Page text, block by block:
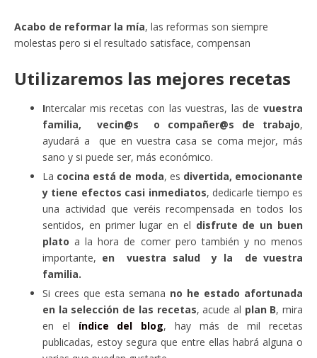
Acabo de reformar la mía, las reformas son siempre
molestas pero si el resultado satisface, compensan
Utilizaremos las mejores recetas
Intercalar mis recetas con las vuestras, las de vuestra
familia, vecin@s o compañer@s de trabajo,
ayudará a que en vuestra casa se coma mejor, más
sano y si puede ser, más económico.
La cocina está de moda, es divertida, emocionante
y tiene efectos casi inmediatos, dedicarle tiempo es
una actividad que veréis recompensada en todos los
sentidos, en primer lugar en el disfrute de un buen
plato a la hora de comer pero también y no menos
importante, en vuestra salud y la de vuestra
familia.
Si crees que esta semana no he estado afortunada
en la selección de las recetas, acude al plan B, mira
en el índice del blog, hay más de mil recetas
publicadas, estoy segura que entre ellas habrá alguna o